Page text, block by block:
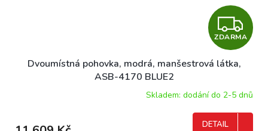
Z
D
R
ZDARMA
Dvoumístná pohovka, modrá, manšestrová látka,
ASB-4170 BLUE2
Skladem: dodání do 2-5 dnů
DETAIL